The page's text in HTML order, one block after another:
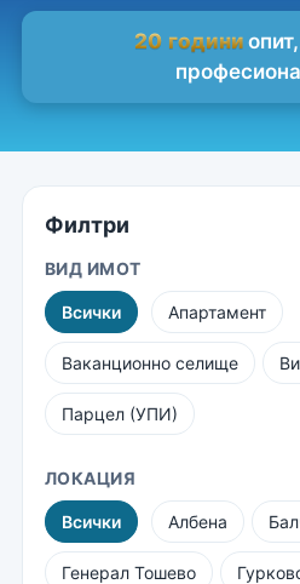
20 години
Филтри
ВИД ИМОТ
Всички Апартамент
Ваканционно селище
Парцел (УПИ)
ЛОКАЦИЯ
Всички Албена
Генерал Тошево